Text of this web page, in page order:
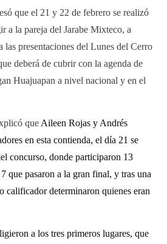
que el 21 y 22 de febrero se realizó
a la pareja del Jarabe Mixteco, a
las presentaciones del Lunes del Cerro
deberá de cubrir con la agenda de
Huajuapan a nivel nacional y en el
que Aileen Rojas y Andrés
en esta contienda, el día 21 se
concurso, donde participaron 13
que pasaron a la gran final, y tras una
calificador determinaron quienes eran
a los tres primeros lugares, que